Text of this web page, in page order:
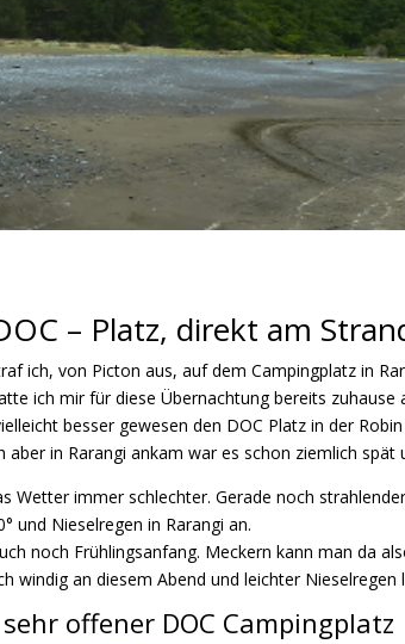
– Platz, direkt am
ich, von Picton aus, auf dem Campingplatz in
ich mir für diese Übernachtung bereits zuhause
besser gewesen den DOC Platz in der
aber in Rarangi ankam war es schon ziemlich
Wetter immer schlechter. Gerade noch
und Nieselregen in Rarangi an.
noch Frühlingsanfang. Meckern kann man da
windig an diesem Abend und leichter
offener DOC Campingplatz